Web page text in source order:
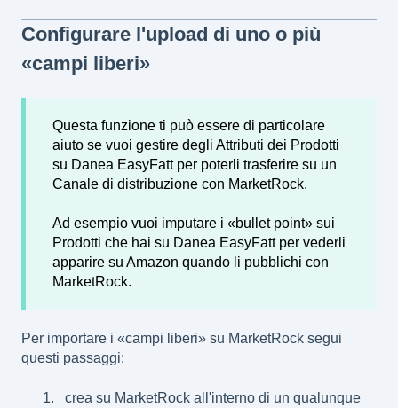
Configurare l'upload di uno o più
«campi liberi»
Questa funzione ti può essere di particolare
aiuto se vuoi gestire degli Attributi dei Prodotti
su Danea EasyFatt per poterli trasferire su un
Canale di distribuzione con MarketRock.
Ad esempio vuoi imputare i «bullet point» sui
Prodotti che hai su Danea EasyFatt per vederli
apparire su Amazon quando li pubblichi con
MarketRock.
Per importare i «campi liberi» su MarketRock segui
questi passaggi:
crea su MarketRock all'interno di un qualunque